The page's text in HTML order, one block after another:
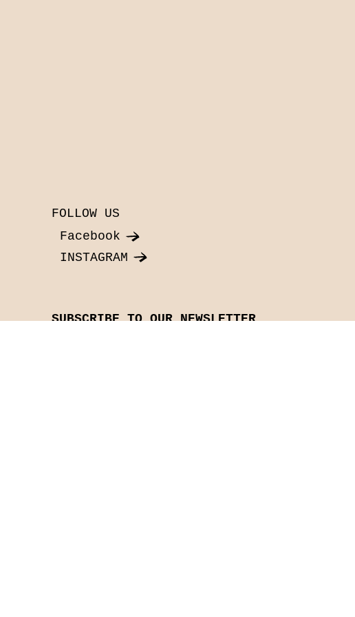
FOLLOW US
Facebook
INSTAGRAM
SUBSCRIBE TO OUR NEWSLETTER